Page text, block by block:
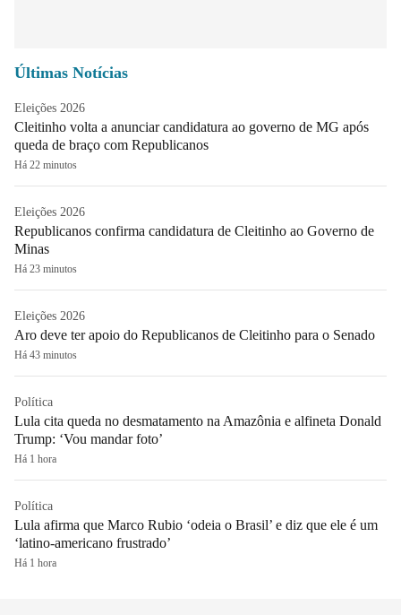
Últimas Notícias
Eleições 2026
Cleitinho volta a anunciar candidatura ao governo de MG após
queda de braço com Republicanos
Há 22 minutos
Eleições 2026
Republicanos confirma candidatura de Cleitinho ao Governo de
Minas
Há 23 minutos
Eleições 2026
Aro deve ter apoio do Republicanos de Cleitinho para o Senado
Há 43 minutos
Política
Lula cita queda no desmatamento na Amazônia e alfineta Donald
Trump: ‘Vou mandar foto’
Há 1 hora
Política
Lula afirma que Marco Rubio ‘odeia o Brasil’ e diz que ele é um
‘latino-americano frustrado’
Há 1 hora